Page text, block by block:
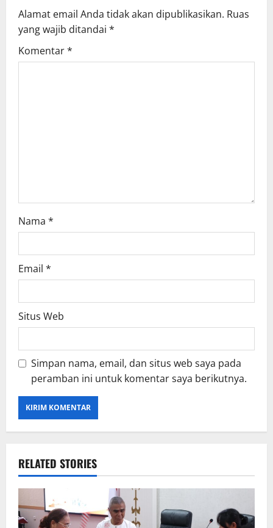
v
i
n
Alamat email Anda tidak akan dipublikasikan. Ruas
yang wajib ditandai *
Komentar*
Nama *
Email *
Situs Web
Simpan nama, email, dan situs web saya pada
peramban ini untuk komentar saya berikutnya.
RELATED STORIES